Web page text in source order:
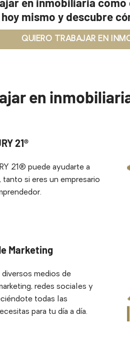
mismo y descubre
QUIERO TRABAJAR EN
en
21®
21® puede ayudarte a
si eres un empresario
Marketing
medios de
redes sociales y
todas las
para tu día a día.